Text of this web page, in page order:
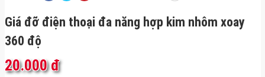
Giá đỡ điện thoại đa năng hợp kim nhôm xoay
360 độ
20.000 đ